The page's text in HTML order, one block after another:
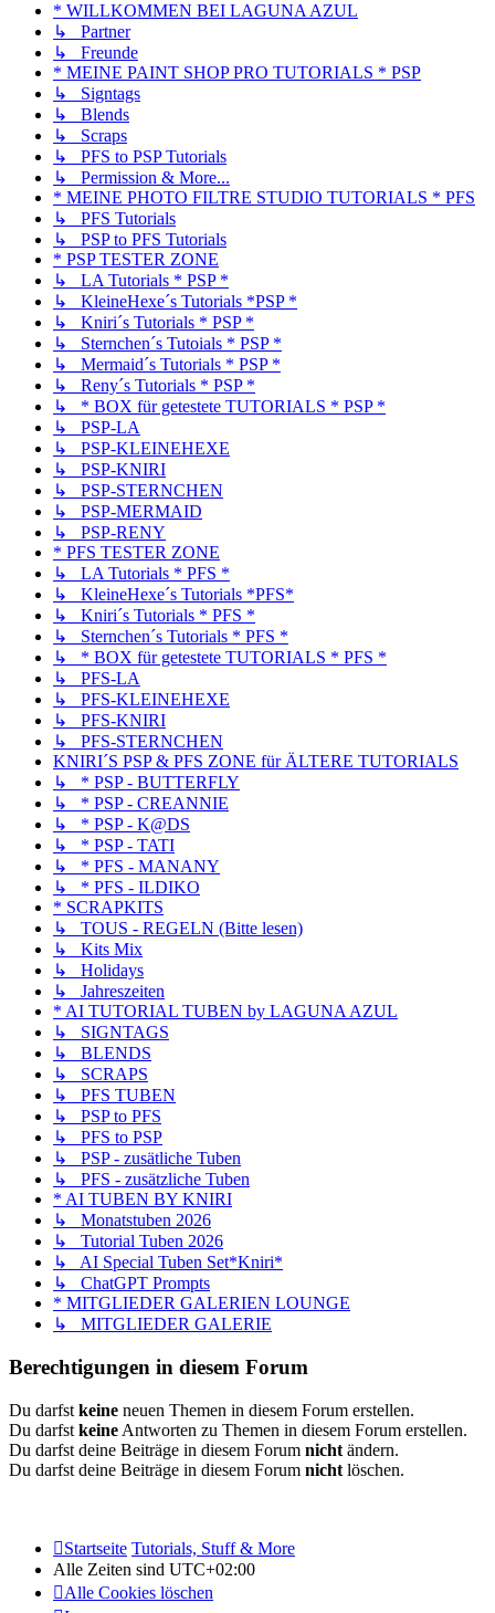
* WILLKOMMEN BEI LAGUNA AZUL
↳ Partner
↳ Freunde
* MEINE PAINT SHOP PRO TUTORIALS * PSP
↳ Signtags
↳ Blends
↳ Scraps
↳ PFS to PSP Tutorials
↳ Permission & More...
* MEINE PHOTO FILTRE STUDIO TUTORIALS * PFS
↳ PFS Tutorials
↳ PSP to PFS Tutorials
* PSP TESTER ZONE
↳ LA Tutorials * PSP *
↳ KleineHexe´s Tutorials *PSP *
↳ Kniri´s Tutorials * PSP *
↳ Sternchen´s Tutoials * PSP *
↳ Mermaid´s Tutorials * PSP *
↳ Reny´s Tutorials * PSP *
↳ * BOX für getestete TUTORIALS * PSP *
↳ PSP-LA
↳ PSP-KLEINEHEXE
↳ PSP-KNIRI
↳ PSP-STERNCHEN
↳ PSP-MERMAID
↳ PSP-RENY
* PFS TESTER ZONE
↳ LA Tutorials * PFS *
↳ KleineHexe´s Tutorials *PFS*
↳ Kniri´s Tutorials * PFS *
↳ Sternchen´s Tutorials * PFS *
↳ * BOX für getestete TUTORIALS * PFS *
↳ PFS-LA
↳ PFS-KLEINEHEXE
↳ PFS-KNIRI
↳ PFS-STERNCHEN
KNIRI´S PSP & PFS ZONE für ÄLTERE TUTORIALS
↳ * PSP - BUTTERFLY
↳ * PSP - CREANNIE
↳ * PSP - K@DS
↳ * PSP - TATI
↳ * PFS - MANANY
↳ * PFS - ILDIKO
* SCRAPKITS
↳ TOUS - REGELN (Bitte lesen)
↳ Kits Mix
↳ Holidays
↳ Jahreszeiten
* AI TUTORIAL TUBEN by LAGUNA AZUL
↳ SIGNTAGS
↳ BLENDS
↳ SCRAPS
↳ PFS TUBEN
↳ PSP to PFS
↳ PFS to PSP
↳ PSP - zusätliche Tuben
↳ PFS - zusätzliche Tuben
* AI TUBEN BY KNIRI
↳ Monatstuben 2026
↳ Tutorial Tuben 2026
↳ AI Special Tuben Set*Kniri*
↳ ChatGPT Prompts
* MITGLIEDER GALERIEN LOUNGE
↳ MITGLIEDER GALERIE
Berechtigungen in diesem Forum
Du darfst keine neuen Themen in diesem Forum erstellen.
Du darfst keine Antworten zu Themen in diesem Forum erstellen.
Du darfst deine Beiträge in diesem Forum nicht ändern.
Du darfst deine Beiträge in diesem Forum nicht löschen.
Startseite Tutorials, Stuff & More
Alle Zeiten sind UTC+02:00
Alle Cookies löschen